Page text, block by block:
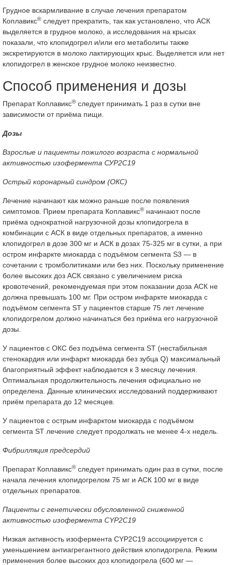
Грудное вскармливание в случае лечения препаратом
Коплавикс® следует прекратить, так как установлено, что АСК
выделяется в грудное молоко, а исследования на крысах
показали, что клопидогрел и/или его метаболиты также
экскретируются в молоко лактирующих крыс. Выделяется или нет
клопидогрел в женское грудное молоко неизвестно.
Способ применения и дозы
Препарат Коплавикс® следует принимать 1 раз в сутки вне
зависимости от приёма пищи.
Дозы
Взрослые и пациенты пожилого возраста с нормальной
активностью изофермента СУР2С19
Острый коронарный синдром (ОКС)
Лечение начинают как можно раньше после появления
симптомов. Прием препарата Коплавикс® начинают после
приёма однократной нагрузочной дозы клопидогрела в
комбинации с АСК в виде отдельных препаратов, а именно
клопидогрел в дозе 300 мг и АСК в дозах 75-325 мг в сутки, а при
остром инфаркте миокарда с подъёмом сегмента S3 — в
сочетании с тромболитиками или без них. Поскольку применение
более высоких доз АСК связано с увеличением риска
кровотечений, рекомендуемая при этом показании доза АСК не
должна превышать 100 мг. При остром инфаркте миокарда с
подъёмом сегмента ST у пациентов старше 75 лет лечение
клопидогрелом должно начинаться без приёма его нагрузочной
дозы.
У пациентов с ОКС без подъёма сегмента ST (нестабильная
стенокардия или инфаркт миокарда без зубца Q) максимальный
благоприятный эффект наблюдается к 3 месяцу лечения.
Оптимальная продолжительность лечения официально не
определена. Данные клинических исследований поддерживают
приём препарата до 12 месяцев.
У пациентов с острым инфарктом миокарда с подъёмом
сегмента ST лечение следует продолжать не менее 4-х недель.
Фибрилляция предсердий
Препарат Коплавикс® следует принимать один раз в сутки, после
начала лечения клопидогрелом 75 мг и АСК 100 мг в виде
отдельных препаратов.
Пациенты с генетически обусловленной сниженной
активностью изофермента CYP2C19
Низкая активность изофермента CYP2C19 ассоциируется с
уменьшением антиагрегантного действия клопидогрела. Режим
применения более высоких доз клопидогрела (600 мг —